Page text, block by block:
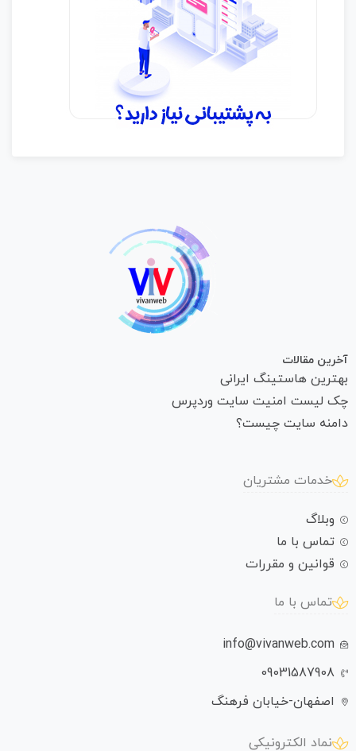
آخرین مقالات
بهترین هاستینگ ایرانی
چک لیست امنیت سایت وردپرس
دامنه سایت چیست؟
خدمات مشتریان
وبلاگ
تماس با ما
قوانین و مقررات
تماس با ما
info@vivanweb.com
09031587908
اصفهان-خیابان فرهنگ
نماد الکترونیکی